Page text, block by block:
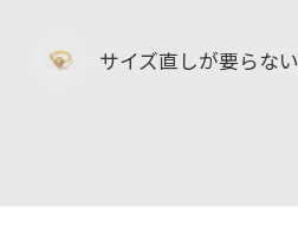
サイズ直しが要らな